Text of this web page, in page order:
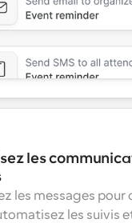
les
les messages pour
les suivis